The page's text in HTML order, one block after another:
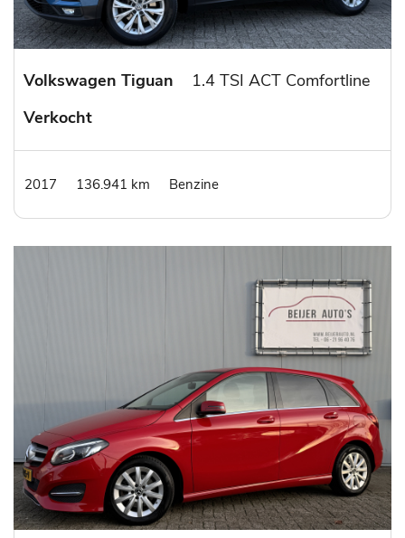
Volkswagen Tiguan
1.4 TSI ACT Comfortline
Verkocht
2017 136.941 km Benzine